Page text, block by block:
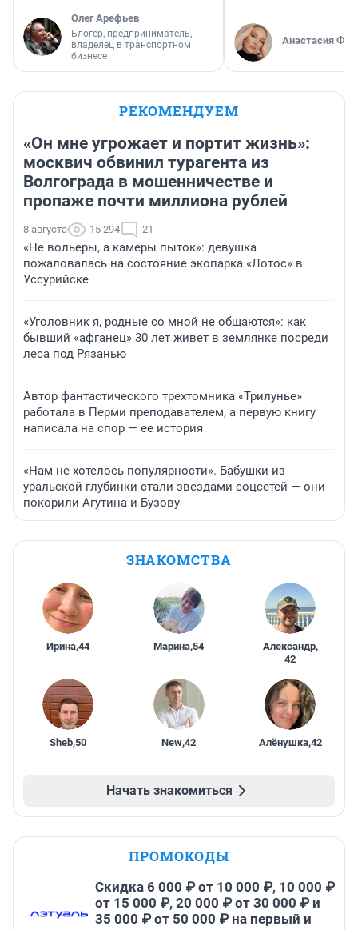
Олег Арефьев
Блогер, предприниматель,
владелец в транспортном
бизнесе
Анастасия
РЕКОМЕНДУЕМ
«Он мне угрожает и портит жизнь»:
москвич обвинил турагента из
Волгограда в мошенничестве и
пропаже почти миллиона рублей
8 августа 15 294 21
«Не вольеры, а камеры пыток»: девушка
пожаловалась на состояние экопарка «Лотос» в
Уссурийске
«Уголовник я, родные со мной не общаются»: как
бывший «афганец» 30 лет живет в землянке посреди
леса под Рязанью
Автор фантастического трехтомника «Трилунье»
работала в Перми преподавателем, а первую книгу
написала на спор — ее история
«Нам не хотелось популярности». Бабушки из
уральской глубинки стали звездами соцсетей — они
покорили Агутина и Бузову
ЗНАКОМСТВА
Ирина,44 Марина,54 Александр,
42
Sheb,50 New,42 Алёнушка,42
Начать знакомиться
ПРОМОКОДЫ
Скидка 6 000 ₽ от 10 000 ₽, 10 000 ₽
от 15 000 ₽, 20 000 ₽ от 30 000 ₽ и
35 000 ₽ от 50 000 ₽ на первый и